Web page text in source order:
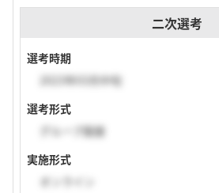
二次選考
選考時期
2023年03月中旬
選考形式
グループ面接
実施形式
オンライン